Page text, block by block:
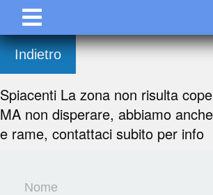
Indietro
Spiacenti La zona non risulta
MA non disperare, abbiamo
e rame, contattaci subito per info
Nome